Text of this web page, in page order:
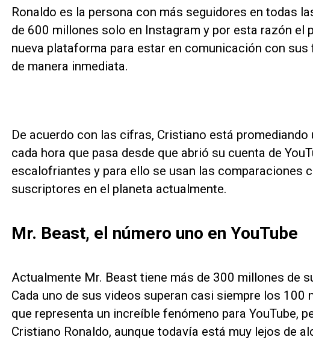
Ronaldo es la persona con más seguidores en todas
de 600 millones solo en Instagram y por esta razón el
nueva plataforma para estar en comunicación con
de manera inmediata.
De acuerdo con las cifras, Cristiano está
cada hora que pasa desde que abrió su cuenta de
escalofriantes y para ello se usan las comparaciones
suscriptores en el planeta actualmente.
Mr. Beast, el número uno en YouTube
Actualmente Mr. Beast tiene más de 300 millones de
Cada uno de sus videos superan casi siempre los 100
que representa un increíble fenómeno para YouTube,
Cristiano Ronaldo, aunque todavía está muy lejos de